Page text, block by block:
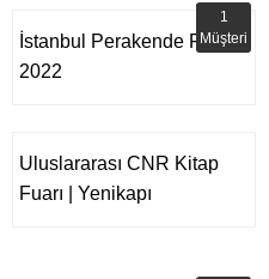
İstanbul Perakende Fuarı
2022
1
Müşteri
Uluslararası CNR Kitap
Fuarı | Yenikapı